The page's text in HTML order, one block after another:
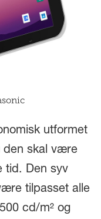
utformet
den skal være
tid. Den syv
tilpasset alle
cd/m² og